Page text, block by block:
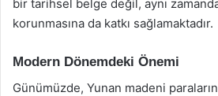
bir tarihsel belge değil, aynı
korunmasına da katkı sağlamaktadır.
Modern Dönemdeki Önemi
Günümüzde, Yunan madeni